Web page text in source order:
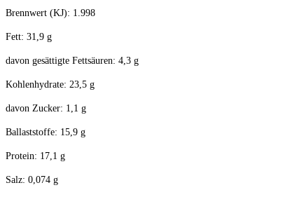
Brennwert (KJ): 1.998
Fett: 31,9 g
davon gesättigte Fettsäuren: 4,3 g
Kohlenhydrate: 23,5 g
davon Zucker: 1,1 g
Ballaststoffe: 15,9 g
Protein: 17,1 g
Salz: 0,074 g